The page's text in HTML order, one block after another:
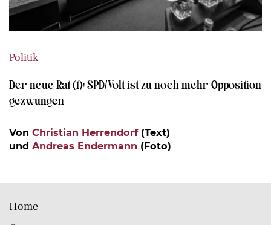
Politik
Der neue Rat (1): SPD/Volt ist zu noch mehr Opposition
gezwungen
Von Christian Herrendorf(Text)
und Andreas Endermann (Foto)
Home